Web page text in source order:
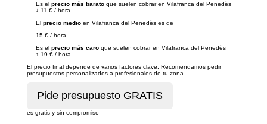
Es el precio más barato que suelen cobrar en Vilafranca del Penedès
↓ 11 € / hora
El precio medio en Vilafranca del Penedès es de
15 € / hora
Es el precio más caro que suelen cobrar en Vilafranca del Penedès
↑ 19 € / hora
El precio final depende de varios factores clave. Recomendamos pedir
presupuestos personalizados a profesionales de tu zona.
es gratis y sin compromiso